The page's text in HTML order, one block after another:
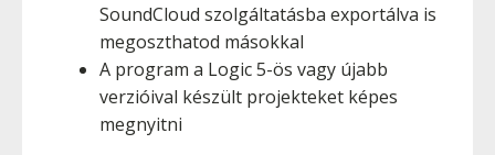
SoundCloud szolgáltatásba exportálva is
megoszthatod másokkal
A program a Logic 5-ös vagy újabb
verzióival készült projekteket képes
megnyitni